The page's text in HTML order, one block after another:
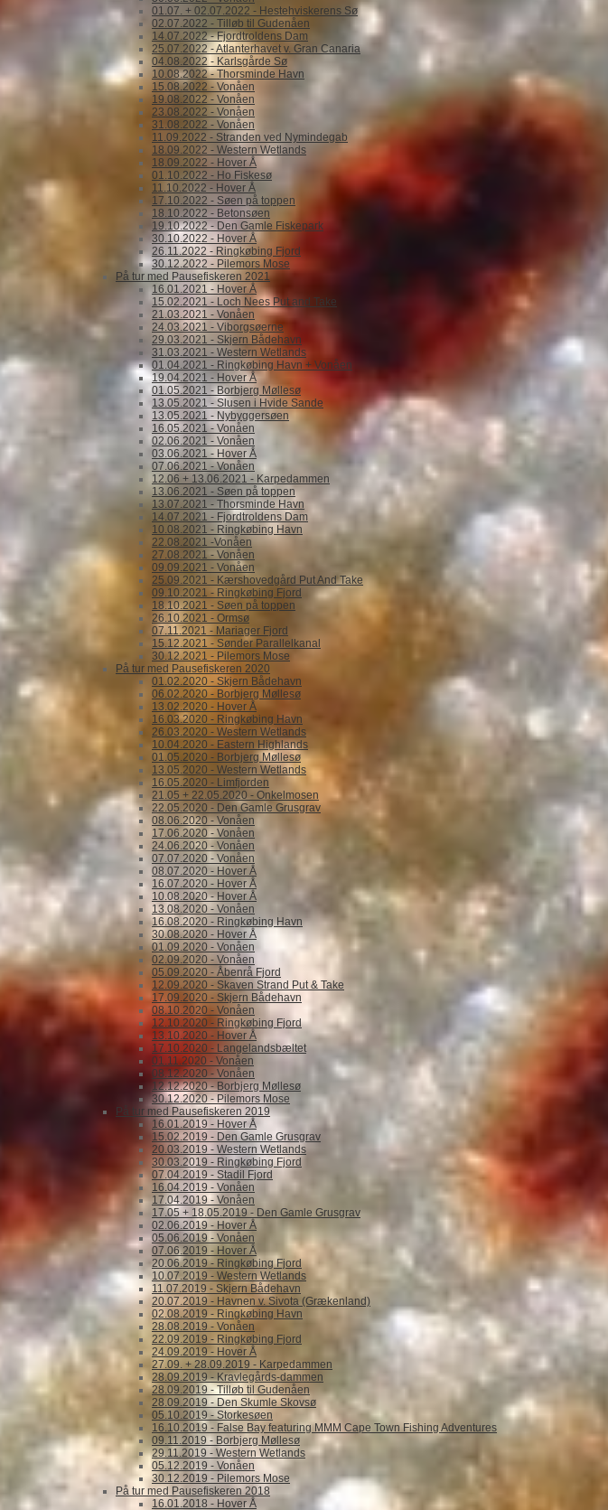
01.07. + 02.07.2022 - Hestehviskerens Sø
02.07.2022 - Tilløb til Gudenåen
14.07.2022 - Fjordtroldens Dam
25.07.2022 - Atlanterhavet v. Gran Canaria
04.08.2022 - Karlsgårde Sø
10.08.2022 - Thorsminde Havn
15.08.2022 - Vonåen
19.08.2022 - Vonåen
23.08.2022 - Vonåen
31.08.2022 - Vonåen
11.09.2022 - Stranden ved Nymindegab
18.09.2022 - Western Wetlands
18.09.2022 - Hover Å
01.10.2022 - Ho Fiskesø
11.10.2022 - Hover Å
17.10.2022 - Søen på toppen
18.10.2022 - Betonsøen
19.10.2022 - Den Gamle Fiskepark
30.10.2022 - Hover Å
26.11.2022 - Ringkøbing Fjord
30.12.2022 - Pilemors Mose
På tur med Pausefiskeren 2021
16.01.2021 - Hover Å
15.02.2021 - Loch Nees Put and Take
21.03.2021 - Vonåen
24.03.2021 - Viborgsøerne
29.03.2021 - Skjern Bådehavn
31.03.2021 - Western Wetlands
01.04.2021 - Ringkøbing Havn + Vonåen
19.04.2021 - Hover Å
01.05.2021 - Borbjerg Møllesø
13.05.2021 - Slusen i Hvide Sande
13.05.2021 - Nybyggersøen
16.05.2021 - Vonåen
02.06.2021 - Vonåen
03.06.2021 - Hover Å
07.06.2021 - Vonåen
12.06 + 13.06.2021 - Karpedammen
13.06.2021 - Søen på toppen
13.07.2021 - Thorsminde Havn
14.07.2021 - Fjordtroldens Dam
10.08.2021 - Ringkøbing Havn
22.08.2021 -Vonåen
27.08.2021 - Vonåen
09.09.2021 - Vonåen
25.09.2021 - Kærshovedgård Put And Take
09.10.2021 - Ringkøbing Fjord
18.10.2021 - Søen på toppen
26.10.2021 - Ormsø
07.11.2021 - Mariager Fjord
15.12.2021 - Sønder Parallelkanal
30.12.2021 - Pilemors Mose
På tur med Pausefiskeren 2020
01.02.2020 - Skjern Bådehavn
06.02.2020 - Borbjerg Møllesø
13.02.2020 - Hover Å
16.03.2020 - Ringkøbing Havn
26.03.2020 - Western Wetlands
10.04.2020 - Eastern Highlands
01.05.2020 - Borbjerg Møllesø
13.05.2020 - Western Wetlands
16.05.2020 - Limfjorden
21.05 + 22.05.2020 - Onkelmosen
22.05.2020 - Den Gamle Grusgrav
08.06.2020 - Vonåen
17.06.2020 - Vonåen
24.06.2020 - Vonåen
07.07.2020 - Vonåen
08.07.2020 - Hover Å
16.07.2020 - Hover Å
10.08.2020 - Hover Å
13.08.2020 - Vonåen
16.08.2020 - Ringkøbing Havn
30.08.2020 - Hover Å
01.09.2020 - Vonåen
02.09.2020 - Vonåen
05.09.2020 - Åbenrå Fjord
12.09.2020 - Skaven Strand Put & Take
17.09.2020 - Skjern Bådehavn
08.10.2020 - Vonåen
12.10.2020 - Ringkøbing Fjord
13.10.2020 - Hover Å
17.10.2020 - Langelandsbæltet
01.11.2020 - Vonåen
08.12.2020 - Vonåen
12.12.2020 - Borbjerg Møllesø
30.12.2020 - Pilemors Mose
På tur med Pausefiskeren 2019
16.01.2019 - Hover Å
15.02.2019 - Den Gamle Grusgrav
20.03.2019 - Western Wetlands
30.03.2019 - Ringkøbing Fjord
07.04.2019 - Stadil Fjord
16.04.2019 - Vonåen
17.04.2019 - Vonåen
17.05 + 18.05.2019 - Den Gamle Grusgrav
02.06.2019 - Hover Å
05.06.2019 - Vonåen
07.06.2019 - Hover Å
20.06.2019 - Ringkøbing Fjord
10.07.2019 - Western Wetlands
11.07.2019 - Skjern Bådehavn
20.07.2019 - Havnen v. Sivota (Grækenland)
02.08.2019 - Ringkøbing Havn
28.08.2019 - Vonåen
22.09.2019 - Ringkøbing Fjord
24.09.2019 - Hover Å
27.09. + 28.09.2019 - Karpedammen
28.09.2019 - Kravlegårds-dammen
28.09.2019 - Tilløb til Gudenåen
28.09.2019 - Den Skumle Skovsø
05.10.2019 - Storkesøen
16.10.2019 - False Bay featuring MMM Cape Town Fishing Adventures
09.11.2019 - Borbjerg Møllesø
29.11.2019 - Western Wetlands
05.12.2019 - Vonåen
30.12.2019 - Pilemors Mose
På tur med Pausefiskeren 2018
16.01.2018 - Hover Å